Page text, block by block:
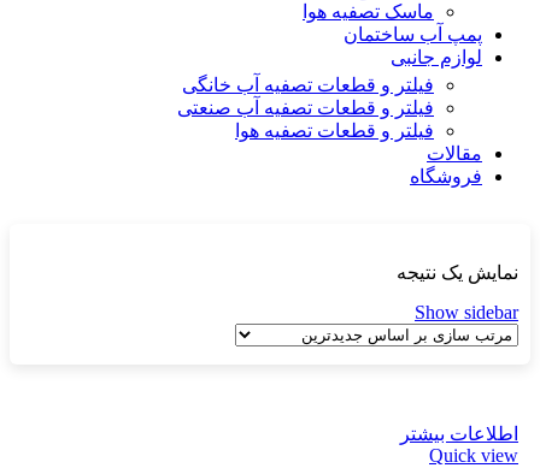
ماسک تصفیه هوا
پمپ آب ساختمان
لوازم جانبی
فیلتر و قطعات تصفیه آب خانگی
فیلتر و قطعات تصفیه آب صنعتی
فیلتر و قطعات تصفیه هوا
مقالات
فروشگاه
نمایش یک نتیجه
Show sidebar
اطلاعات بیشتر
Quick view